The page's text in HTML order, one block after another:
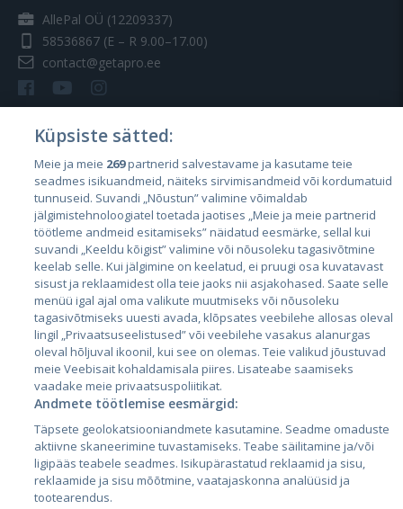
AllePal OÜ (12209337)
58536867 (E – R 9.00–17.00)
contact@getapro.ee
Riigid
Eesti
Läti
Leedu
City24.lv
City24.ee
GetaPro.lv
GetaPro.ee
CVbankas.lt
Kainos.lt
Paslaugos.lt
auto24.ee
Küpsiste sätted:
Meie ja meie 269partnerid salvestavame ja kasutame teie
seadmes isikuandmeid, näiteks sirvimisandmeid või kordumatuid
tunnuseid. Suvandi „Nõustun” valimine võimaldab
jälgimistehnoloogiatel toetada jaotises „Meie ja meie partnerid
töötleme andmeid esitamiseks” näidatud eesmärke, sellal kui
suvandi „Keeldu kõigist” valimine või nõusoleku tagasivõtmine
keelab selle. Kui jälgimine on keelatud, ei pruugi osa kuvatavast
sisust ja reklaamidest olla teie jaoks nii asjakohased. Saate selle
menüü igal ajal oma valikute muutmiseks või nõusoleku
tagasivõtmiseks uuesti avada, klõpsates veebilehe allosas oleval
lingil „Privaatsuseelistused” või veebilehe vasakus alanurgas
oleval hõljuval ikoonil, kui see on olemas. Teie valikud jõustuvad
meie Veebisait kohaldamisala piires. Lisateabe saamiseks
vaadake meie privaatsuspoliitikat.
Andmete töötlemise eesmärgid:
Täpsete geolokatsiooniandmete kasutamine. Seadme omaduste
aktiivne skaneerimine tuvastamiseks. Teabe säilitamine ja/või
ligipääs teabele seadmes. Isikupärastatud reklaamid ja sisu,
reklaamide ja sisu mõõtmine, vaatajaskonna analüüsid ja
tootearendus.